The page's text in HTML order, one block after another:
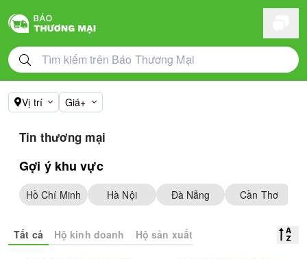
Vị trí Giá+
Tin thương mại
Gợi ý khu vực
Hồ Chí Minh Hà Nội Đà Nẵng Cần Thơ
Tất cả Hộ kinh doanh Hộ sản xuất